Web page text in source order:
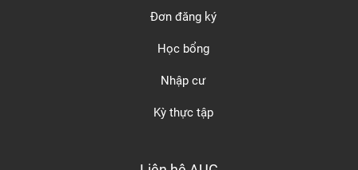
Đơn đăng ký
Học bổng
Nhập cư
Kỳ thực tập